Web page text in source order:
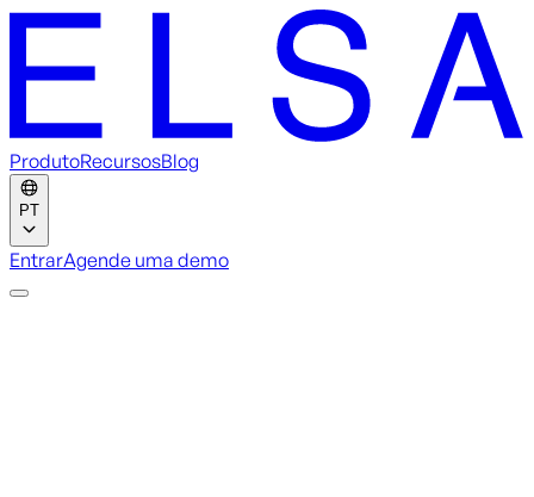
ProdutoRecursosBlog
PT
EntrarAgende uma demo